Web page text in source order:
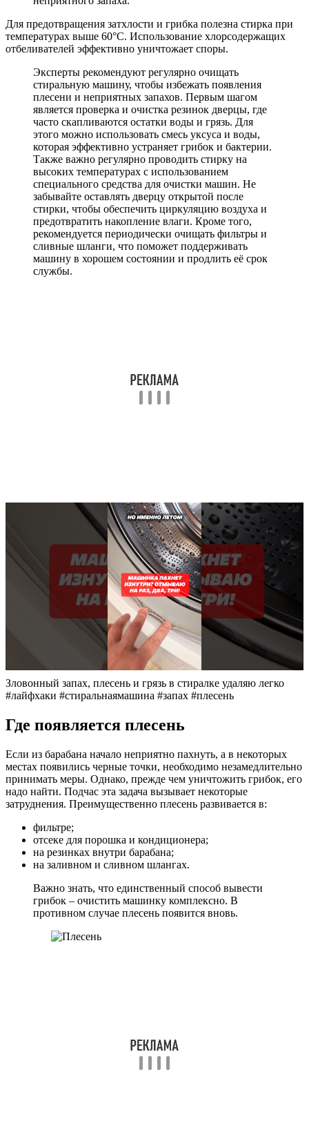
Для предотвращения затхлости и грибка полезна стирка при
температурах выше 60°C. Использование хлорсодержащих
отбеливателей эффективно уничтожает споры.
Эксперты рекомендуют регулярно очищать
стиральную машину, чтобы избежать появления
плесени и неприятных запахов. Первым шагом
является проверка и очистка резинок дверцы, где
часто скапливаются остатки воды и грязь. Для
этого можно использовать смесь уксуса и воды,
которая эффективно устраняет грибок и бактерии.
Также важно регулярно проводить стирку на
высоких температурах с использованием
специального средства для очистки машин. Не
забывайте оставлять дверцу открытой после
стирки, чтобы обеспечить циркуляцию воздуха и
предотвратить накопление влаги. Кроме того,
рекомендуется периодически очищать фильтры и
сливные шланги, что поможет поддерживать
машину в хорошем состоянии и продлить её срок
службы.
Зловонный запах, плесень и грязь в стиралке удаляю легко
#лайфхаки #стиральнаямашина #запах #плесень
Где появляется плесень
Если из барабана начало неприятно пахнуть, а в некоторых
местах появились черные точки, необходимо незамедлительно
принимать меры. Однако, прежде чем уничтожить грибок, его
надо найти. Подчас эта задача вызывает некоторые
затруднения. Преимущественно плесень развивается в:
фильтре;
отсеке для порошка и кондиционера;
на резинках внутри барабана;
на заливном и сливном шлангах.
Важно знать, что единственный способ вывести
грибок – очистить машинку комплексно. В
противном случае плесень появится вновь.